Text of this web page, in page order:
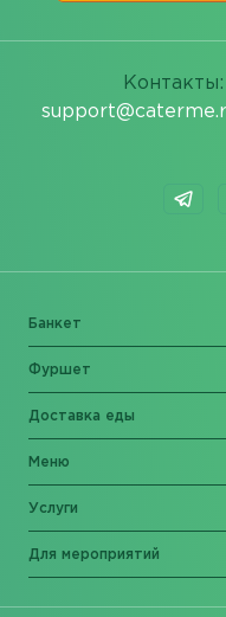
Контакты:
Банкет
Фуршет
Доставка еды
Меню
Услуги
Для мероприятий